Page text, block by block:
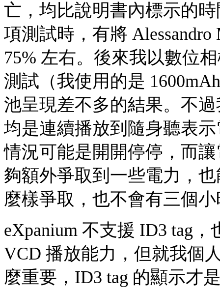
亡，均比說明書內標示的
項測試時，有將
75% 左右。後來我以數位
測試（我使用的是
池呈現差不多的結果。不
均是連續播放到隨身聽表
情況可能是開開停停，而
夠額外爭取到一些電力，
麼樣爭取，也不會有三個
eXpanium 不支援 ID3 tag
VCD 播放能力，但就我個
麼重要，ID3 tag 的顯示才